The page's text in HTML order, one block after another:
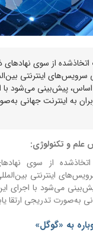
از سوی نهادهای
اینترنتی
اساس، پیش‌بینی می‌شود با
به اینترنت جهانی
علم و تکنولوژی:
از سوی
اینترنتی
می‌شود با اجرای
به‌صورت تدریجی ارتقا
به «گوگل»